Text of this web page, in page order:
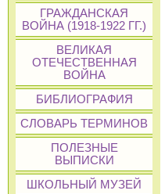
ГРАЖДАНСКАЯ
ВОЙНА (1918-1922 ГГ.)
ВЕЛИКАЯ
ОТЕЧЕСТВЕННАЯ
ВОЙНА
БИБЛИОГРАФИЯ
СЛОВАРЬ ТЕРМИНОВ
ПОЛЕЗНЫЕ
ВЫПИСКИ
ШКОЛЬНЫЙ МУЗЕЙ